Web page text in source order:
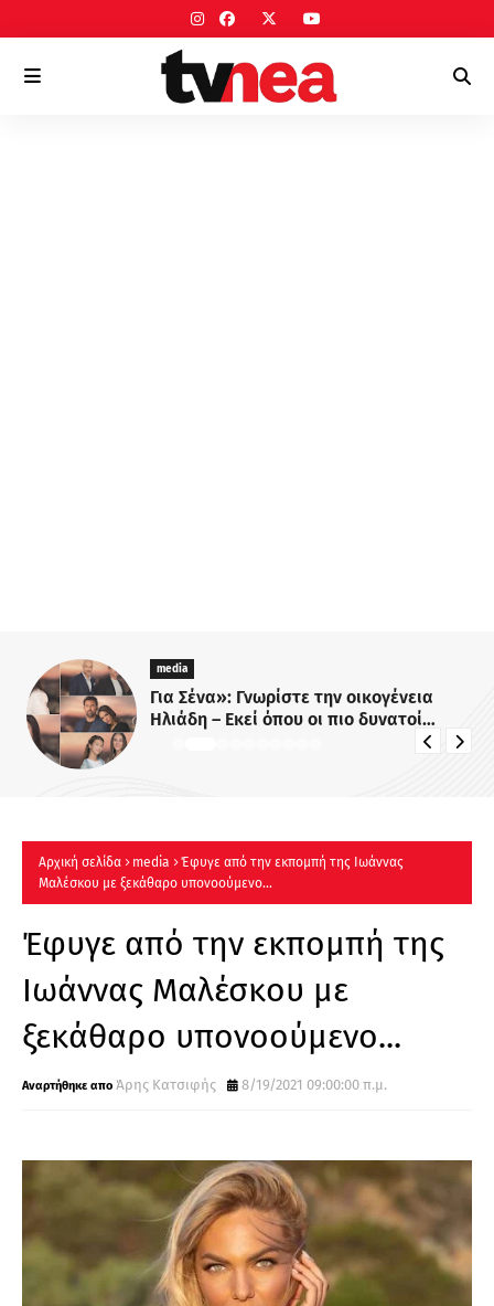
media
Για Σένα»: Γνωρίστε την οικογένεια
Ηλιάδη – Εκεί όπου οι πιο δυνατοί
δεσμοί δοκιμάζονται περισσότερο !
Αρχική σελίδα media
Έφυγε από την εκπομπή της Ιωάννας
Μαλέσκου με ξεκάθαρο υπονοούμενο...
Έφυγε από την εκπομπή της
Ιωάννας Μαλέσκου με
ξεκάθαρο υπονοούμενο...
Άρης Κατσιφής 8/19/2021 09:00:00 π.μ.